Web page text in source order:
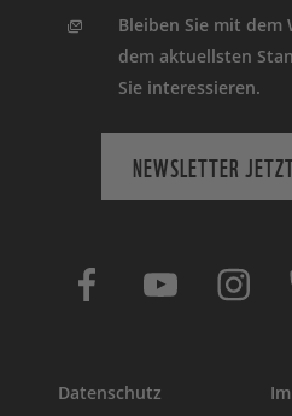
Bleiben Sie mit dem
dem aktuellsten
Sie interessieren.
NEWSLETTER
Datenschutz